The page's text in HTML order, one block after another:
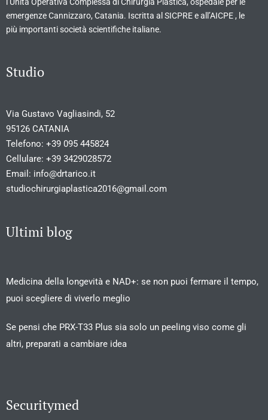
emergenze Cannizzaro, Catania. Iscritta al SICPRE e all’AICPE , le
più importanti società scientifiche italiane.
Studio
Via Gustavo Vagliasindi, 52
95126 CATANIA
Telefono: +39 095 445824
Cellulare: +39 3429028572
Email: info@drtarico.it
studiochirurgiaplastica2016@gmail.com
Ultimi blog
Medicina della longevità e NAD+: se non puoi fermare il tempo,
puoi scegliere di viverlo meglio
Se pensi che PRX-T33 Plus sia solo un peeling viso come gli
altri, preparati a cambiare idea
Securitymed